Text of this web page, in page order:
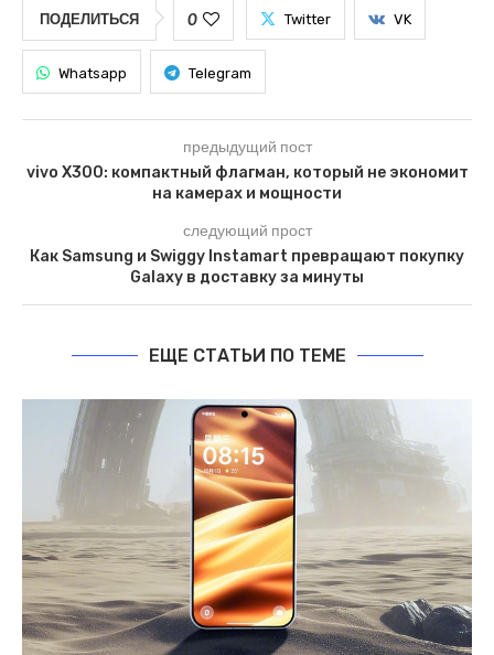
ПОДЕЛИТЬСЯ 0 Twitter VK
Whatsapp Telegram
предыдущий пост
vivo X300: компактный флагман, который не экономит
на камерах и мощности
следующий прост
Как Samsung и Swiggy Instamart превращают покупку
Galaxy в доставку за минуты
ЕЩЕ СТАТЬИ ПО ТЕМЕ